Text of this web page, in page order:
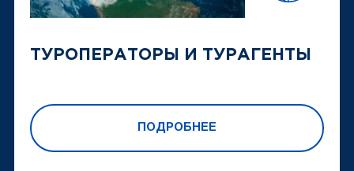
ТУРОПЕРАТОРЫ И ТУРАГЕНТЫ
ПОДРОБНЕЕ